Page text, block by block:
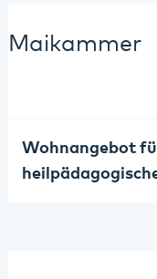
Maikammer
Wohnangebot